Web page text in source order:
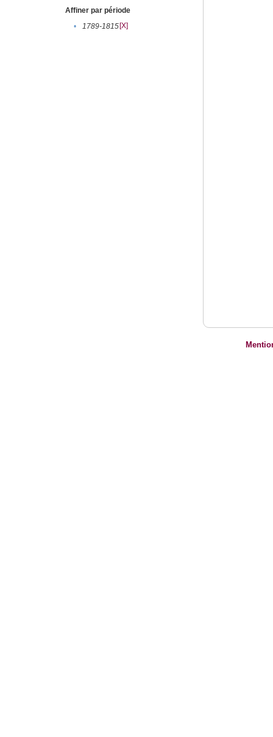
Affiner par période
•
1789-1815[X]